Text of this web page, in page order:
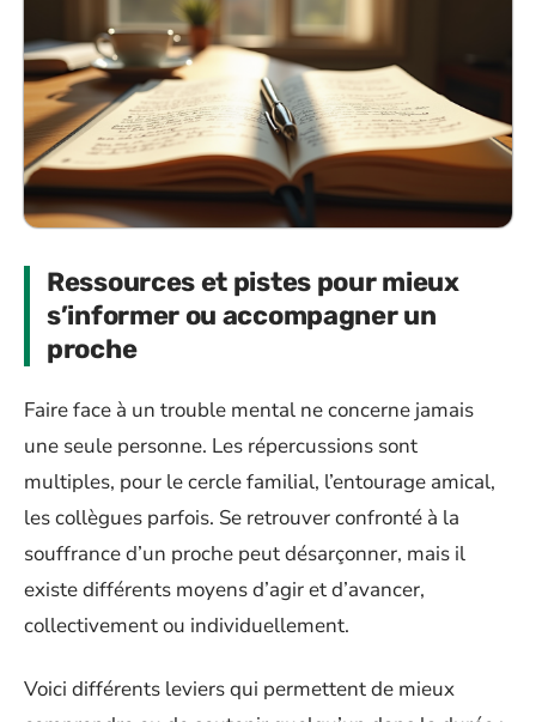
Ressources et pistes pour mieux
s’informer ou accompagner un
proche
Faire face à un trouble mental ne concerne jamais
une seule personne. Les répercussions sont
multiples, pour le cercle familial, l’entourage amical,
les collègues parfois. Se retrouver confronté à la
souffrance d’un proche peut désarçonner, mais il
existe différents moyens d’agir et d’avancer,
collectivement ou individuellement.
Voici différents leviers qui permettent de mieux